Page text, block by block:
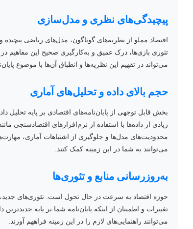
پیچیدگی‌های نظری و مدل‌سازی
اقتصاد مملو از نظریه‌های گوناگون، مدل‌های ریاضی
تئوری بازی‌ها، درک عمیق و به‌کارگیری صحیح این مفاهیم
می‌تواند در تفهیم این نظریه‌ها و انطباق آن‌ها با موضوع
حجم بالای داده و تحلیل‌های آماری
بخش قابل توجهی از پایان‌نامه‌های اقتصادی بر پایه
محدودیت‌های مدل‌ها و جلوگیری از اشتباهات آماری،
می‌توانند به شما در این زمینه کمک کنند.
به‌روزرسانی منابع و تئوری‌ها
حوزه اقتصاد به سرعت در حال تحول است. تئوری‌های
تغییرات و اطمینان از اینکه پایان‌نامه شما بر پایه
می‌توانند راهنمایی‌های لازم را در این زمینه فراههم آورند.